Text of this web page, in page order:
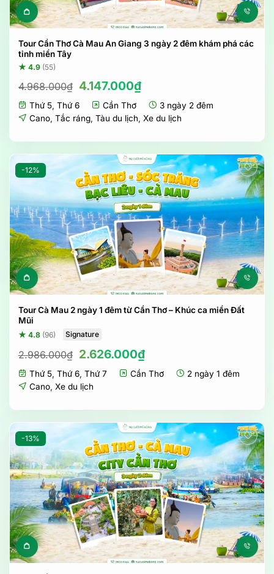
Tour Cần Thơ Cà Mau An Giang 3 ngày 2 đêm khám phá các
tỉnh miền Tây
★ 4.9 (55)
4.968.000₫ Giá
là:
4.968.000₫.
4.147.000₫Giá
hiện
tại
là:
Thứ 5, Thứ 6 Cần Thơ
3 ngày 2 đêm
Cano, Tắc ráng, Tàu du lịch, Xe du lịch
-12%
Tour Cà Mau 2 ngày 1 đêm từ Cần Thơ – Khúc ca miền Đất
Mũi
★ 4.8 (96) Signature
2.986.000₫ Giá
là:
2.986.000₫.
2.626.000₫Giá
hiện
tại
Thứ 5, Thứ 6, Thứ 7 Cần Thơ
2 ngày 1 đêm
Cano, Xe du lịch
-13%